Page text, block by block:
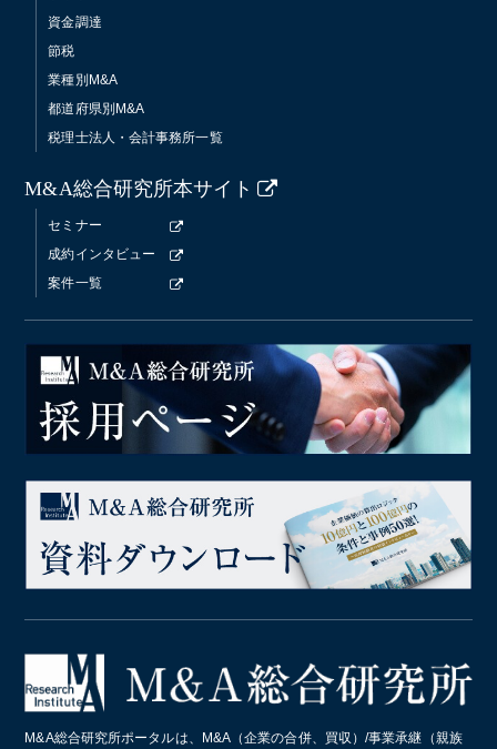
資金調達
節税
業種別M&A
都道府県別M&A
税理士法人・会計事務所一覧
M&A総合研究所本サイト
セミナー
成約インタビュー
案件一覧
M&A総合研究所ポータルは、M&A（企業の合併、買収）/事業承継（親族